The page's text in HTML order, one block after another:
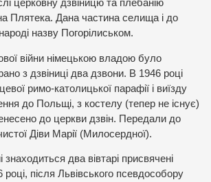
церковну дзвіницю та плебанію
Плятека. Дана частина селища і до
назву Погорілиськом.
війни німецькою владою було
з дзвіниці два дзвони. В 1946 році
римо-католицької парафії і виїзду
до Польщі, з костелу (тепер не існує)
до церкви дзвін. Передали до
Діви Марії (Милосердної).
знаходиться два вівтарі присвячені
році, після Львівського псевдособору